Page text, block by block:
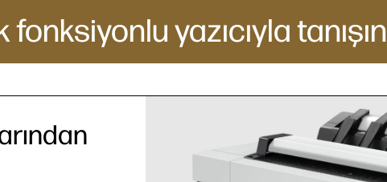
yazıcıyla tanışın